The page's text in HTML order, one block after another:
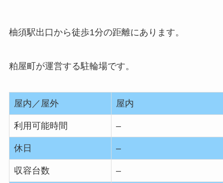
柚須駅出口から徒歩1分の距離にあります。
粕屋町が運営する駐輪場です。
屋内／屋外 屋内
利用可能時間 –
休日 –
収容台数 –